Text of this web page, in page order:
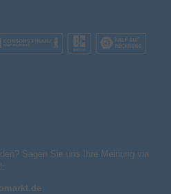
Sagen Sie uns Ihre Meinung via